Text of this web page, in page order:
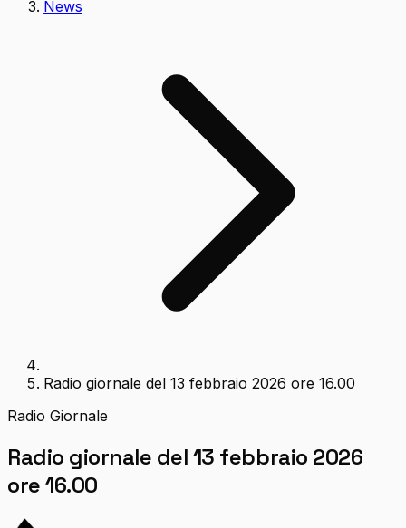
News
Radio giornale del 13 febbraio 2026 ore 16.00
Radio Giornale
Radio giornale del 13 febbraio 2026
ore 16.00